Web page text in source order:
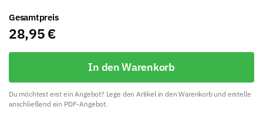
Gesamtpreis
28,95 €
In den Warenkorb
Du möchtest erst ein Angebot? Lege den Artikel in den Warenkorb und erstelle
anschließend ein PDF-Angebot.